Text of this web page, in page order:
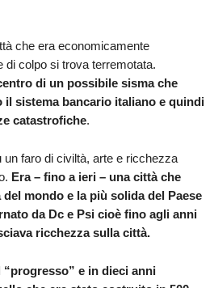
che era economicamente
di colpo si trova terremotata.
di un possibile sisma che
il sistema bancario italiano e quindi
catastrofiche.
un faro di civiltà, arte e ricchezza
Era – fino a ieri – una città che
mondo e la più solida del Paese
da Dc e Psi cioè fino agli anni
ricchezza sulla città.
“progresso” e in dieci anni